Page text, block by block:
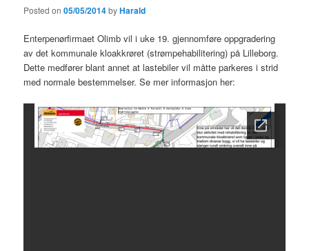
Posted on05/05/2014byHarald
Enterpenørfirmaet Olimb vil i uke 19. gjennomføre oppgradering
av det kommunale kloakkrøret (strømpehabilitering) på Lilleborg.
Dette medfører blant annet at lastebiler vil måtte parkeres i strid
med normale bestemmelser. Se mer informasjon her: